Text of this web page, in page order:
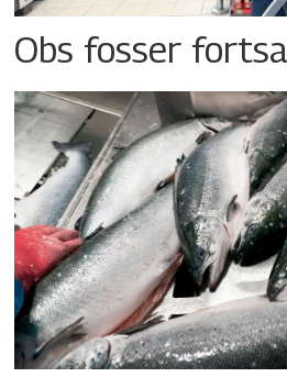
Obs fosser